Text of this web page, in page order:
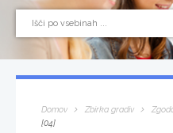
Domov Zbirka gradiv
[04]